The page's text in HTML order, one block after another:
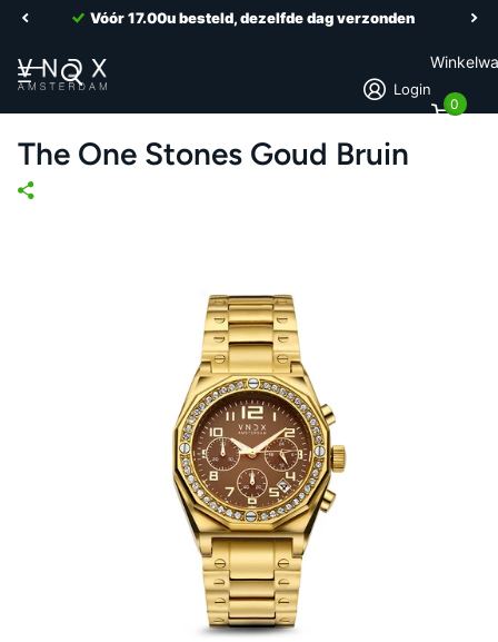
Vóór 17.00u besteld, dezelfde dag verzonden
Login
0
The One Stones Goud Bruin